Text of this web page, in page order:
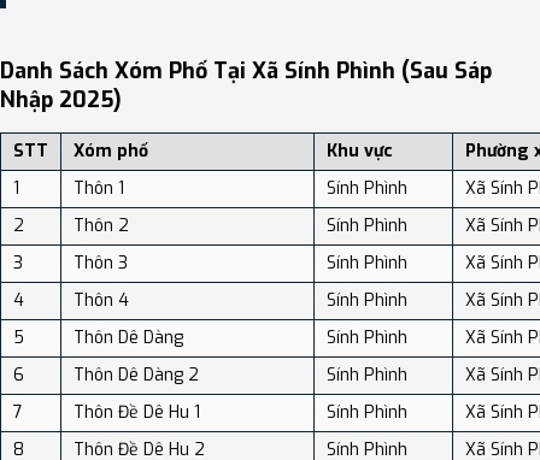
địa điểm tại: VReview.vn - Nền tảng review địa điểm, dịch vụ và du
lịch uy tín tại Việt Nam.
Danh Sách Xóm Phố Tại Xã Sính Phình (sau Sáp
Nhập 2025)
STT Xóm phố Khu vực
Phường
1
Thôn 1 Sính Phình
Xã Sính
2
Thôn 2 Sính Phình
Xã Sính
3
Thôn 3 Sính Phình
Xã Sính
4
Thôn 4 Sính Phình
Xã Sính
5
Thôn Dê Dàng Sính Phình
Xã Sính
6
Thôn Dê Dàng 2 Sính Phình
Xã Sính
7
Thôn Đề Dê Hu 1 Sính Phình
Xã Sính
8
Thôn Đề Dê Hu 2 Sính Phình
Xã Sính